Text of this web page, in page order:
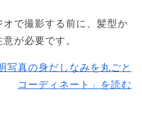
で撮影する前に、髪型か
が必要です。
写真の身だしなみを丸ごと
コーディネート」を読む